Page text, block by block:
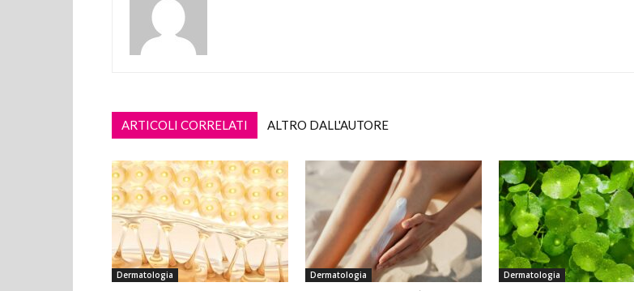
ARTICOLI CORRELATI ALTRO DALL'AUTORE
Dermatologia Dermatologia Dermatologia